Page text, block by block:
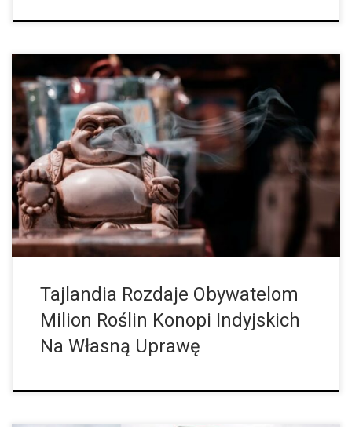
W Polsce nawet nie toczy się dyskusja na temat legalizacji
marihuany. Za to u naszych zachodnich sąsiadów, w Niemczech,
nowy rząd od czasu do czasu ma nowe pomysły w kwestii […]
Tajlandia Rozdaje Obywatelom
Milion Roślin Konopi Indyjskich
Na Własną Uprawę